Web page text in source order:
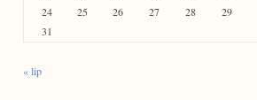
24
25 26 27 28 29
31
« lip